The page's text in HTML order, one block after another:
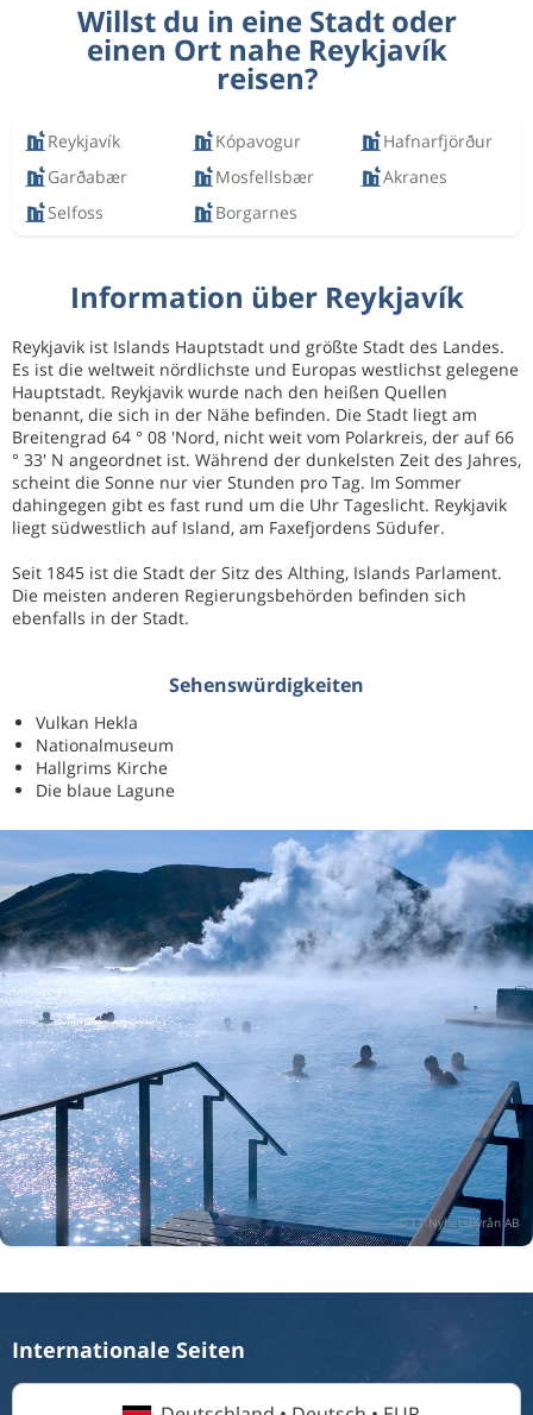
Willst du in eine Stadt oder
einen Ort nahe Reykjavík
reisen?
Reykjavík Kópavogur
Hafnarfjörður
Garðabær
Mosfellsbær
Akranes
Selfoss
Borgarnes
Information über Reykjavík
Reykjavik ist Islands Hauptstadt und größte Stadt des Landes.
Es ist die weltweit nördlichste und Europas westlichst gelegene
Hauptstadt. Reykjavik wurde nach den heißen Quellen
benannt, die sich in der Nähe befinden. Die Stadt liegt am
Breitengrad 64 ° 08 'Nord, nicht weit vom Polarkreis, der auf 66
° 33' N angeordnet ist. Während der dunkelsten Zeit des Jahres,
scheint die Sonne nur vier Stunden pro Tag. Im Sommer
dahingegen gibt es fast rund um die Uhr Tageslicht. Reykjavik
liegt südwestlich auf Island, am Faxefjordens Südufer.
Seit 1845 ist die Stadt der Sitz des Althing, Islands Parlament.
Die meisten anderen Regierungsbehörden befinden sich
ebenfalls in der Stadt.
Sehenswürdigkeiten
Vulkan Hekla
Nationalmuseum
Hallgrims Kirche
Die blaue Lagune
Internationale Seiten